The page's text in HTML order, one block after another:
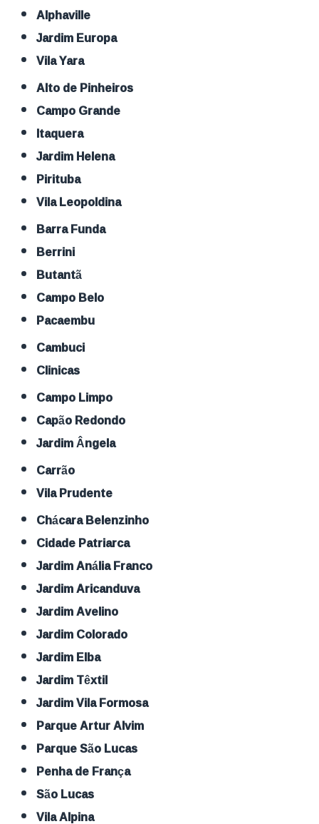
Alphaville
Jardim Europa
Vila Yara
Alto de Pinheiros
Campo Grande
Itaquera
Jardim Helena
Pirituba
Vila Leopoldina
Barra Funda
Berrini
Butantã
Campo Belo
Pacaembu
Cambuci
Clinicas
Campo Limpo
Capão Redondo
Jardim Ângela
Carrão
Vila Prudente
Chácara Belenzinho
Cidade Patriarca
Jardim Anália Franco
Jardim Aricanduva
Jardim Avelino
Jardim Colorado
Jardim Elba
Jardim Têxtil
Jardim Vila Formosa
Parque Artur Alvim
Parque São Lucas
Penha de França
São Lucas
Vila Alpina